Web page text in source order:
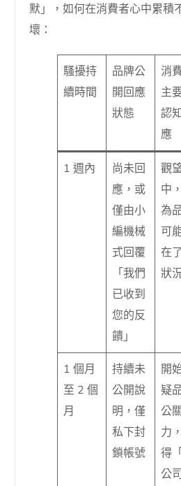
默」，如何在消費者心中累積
壞：
騷擾持
續時間
品牌公
開回應
狀態
消
主
認
應
1 週內
尚未回
應，或
僅由小
編機械
式回覆
「我們
已收到
您的反
饋」
觀
中
為
可
在
狀
1 個月
至 2 個
月
持續未
公開說
明，僅
私下封
鎖帳號
開
疑
公
力
得
公